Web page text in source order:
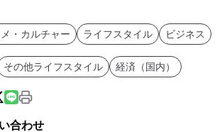
・カルチャー ライフスタイル ビジネス
その他ライフスタイル 経済（国内）
合わせ